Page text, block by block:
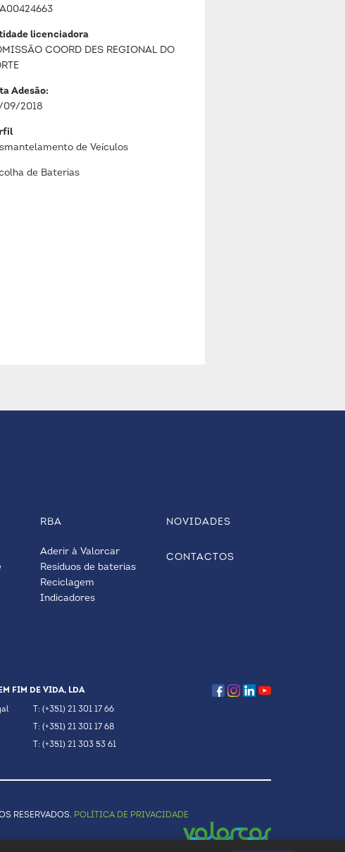
licenciadora
COORD DES REGIONAL DO
Adesão:
09/2018
de Veículos
de Baterias
RBA
Aderir à Valorcar
Resíduos de baterias
Reciclagem
Indicadores
NOVIDADES
CONTACTOS
FIM DE VIDA, LDA
T: (+351) 21 301 17 66
T: (+351) 21 301 17 68
T: (+351) 21 303 53 61
RESERVADOS. POLÍTICA DE PRIVACIDADE